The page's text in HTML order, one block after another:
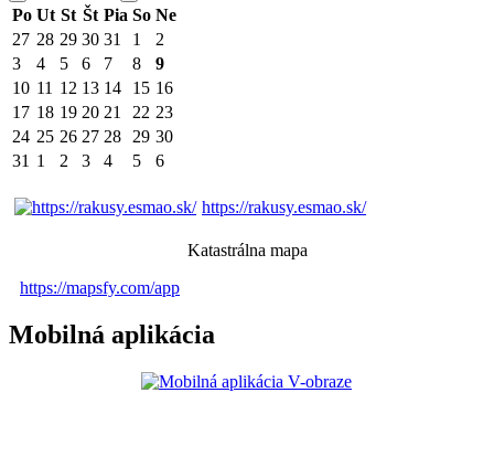
Po Ut St Št Pia So Ne
27 28 29 30 31 1
2
3
4 5 6 7 8
9
10 11 12 13 14 15 16
17 18 19 20 21 22 23
24 25 26 27 28 29 30
31 1 2 3 4 5 6
https://rakusy.esmao.sk/
Katastrálna mapa
https://mapsfy.com/app
Mobilná aplikácia